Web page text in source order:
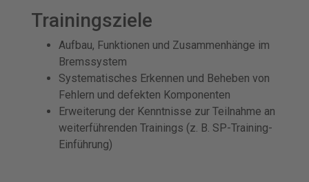
Trainingsziele
Aufbau, Funktionen und Zusammenhänge im
Bremssystem
Systematisches Erkennen und Beheben von
Fehlern und defekten Komponenten
Erweiterung der Kenntnisse zur Teilnahme an
weiterführenden Trainings (z. B. SP-Training-
Einführung)